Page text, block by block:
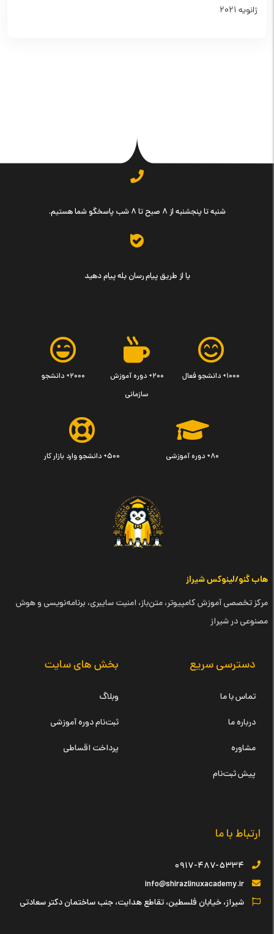
ژانویه 2021
شنبه تا پنجشنبه از ۸ صبح تا ۸ شب پاسخگو شما هستیم.
یا از طریق پیام رسان بله پیام دهید
۱۰۰۰+ دانشجو فعال
۲۰۰+ دوره آموزش
سازمانی
۲۰۰۰+ دانشجو
۸۰+ دوره آموزشی ۵۰۰+ دانشجو وارد بازار کار
هاب گنو/لینوکس شیراز
مرکز تخصصی آموزش کامپیوتر، متن‌باز، امنیت سایبری، برنامه‌نویسی و هوش
مصنوعی در شیراز
دسترسی سریع
تماس با ما
درباره ما
مشاوره
پیش ثبت‌نام
بخش های سایت
وبلاگ
ثبت‌نام دوره آموزشی
پرداخت اقساطی
ارتباط با ما
۰۹۱۷-۴۸۷-۵۳۳۴
info@shirazlinuxacademy.ir
شیراز، خیابان فلسطین، تقاطع هدایت، جنب ساختمان دکتر سعادتی